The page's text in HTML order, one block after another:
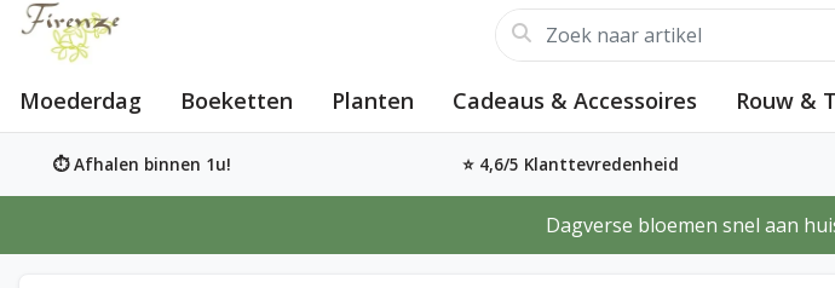
Moederdag Boeketten Planten Cadeaus & Accessoires Rouw &
⏱️ Afhalen binnen 1u! ⭐ 4,6/5 Klanttevredenheid
Dagverse bloemen snel aan